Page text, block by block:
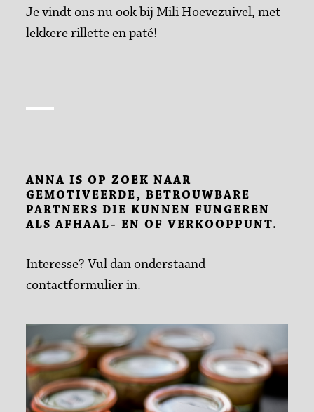
Je vindt ons nu ook bij Mili Hoevezuivel, met
lekkere rillette en paté!
ANNA IS OP ZOEK NAAR
GEMOTIVEERDE, BETROUWBARE
PARTNERS DIE KUNNEN FUNGEREN
ALS AFHAAL- EN OF VERKOOPPUNT.
Interesse? Vul dan onderstaand
contactformulier in.